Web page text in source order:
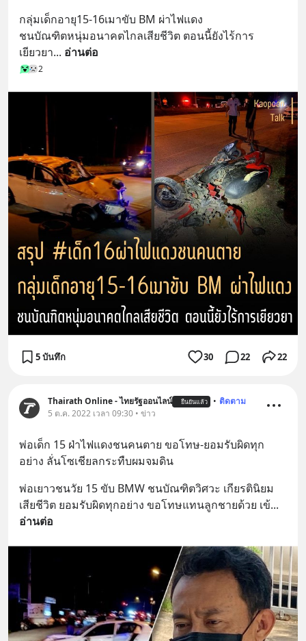
กลุ่มเด็กอายุ15-16เมาขับ BM ผ่าไฟแดง
ชนบัณฑิตหนุ่มอนาคตไกลเสียชีวิต ตอนนี้ยังไร้การ
เยียวยา... อ่านต่อ
2
5 บันทึก 30 22 22
Thairath Online - ไทยรัฐออนไลน์ ยืนยันแล้ว • ติดตาม
5 ต.ค. 2022 เวลา 09:30 • ข่าว
พ่อเด็ก 15 ฝ่าไฟแดงชนคนตาย ขอโทษ-ยอมรับผิดทุก
อย่าง ลั่นโซเชียลกระทืบผมจมดิน
พ่อเยาวชนวัย 15 ขับ BMW ชนบัณฑิตวิศวะ เกียรตินิยม
เสียชีวิต ยอมรับผิดทุกอย่าง ขอโทษแทนลูกชายด้วย เข้
อ่านต่อ